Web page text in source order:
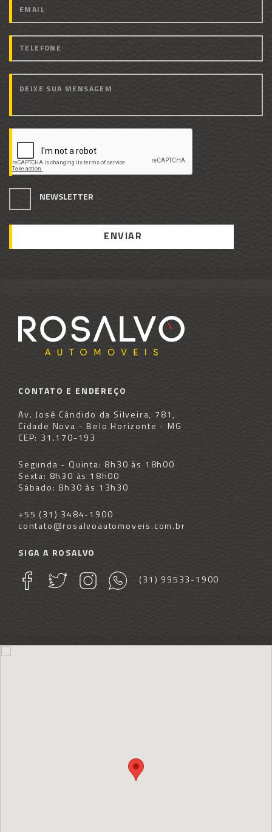
NEWSLETTER
CONTATO E ENDEREÇO
Av. José Cândido da Silveira, 781,
Cidade Nova - Belo Horizonte - MG
CEP: 31.170-193
Segunda - Quinta: 8h30 às 18h00
Sexta: 8h30 às 18h00
Sábado: 8h30 às 13h30
+55 (31) 3484-1900
contato@rosalvoautomoveis.com.br
SIGA A ROSALVO
(31) 99533-1900